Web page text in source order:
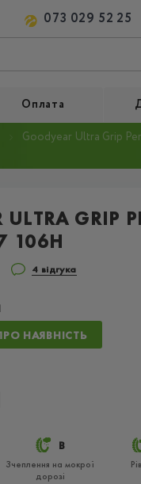
073 029 52 25
Оплата
Goodyear Ultra Grip
ULTRA GRIP
106H
4 відгука
НАЯВНІСТЬ
B
Зчеплення на мокрої
дорозі